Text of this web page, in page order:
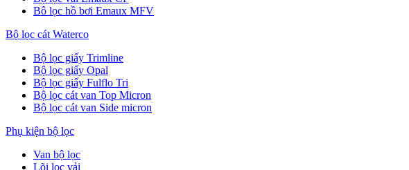
Bô lọc hồ bơi Emaux MFV
Bộ lọc cát Waterco
Bộ lọc giấy Trimline
Bộ lọc giấy Opal
Bộ lọc giấy Fulflo Tri
Bộ lọc cát van Top Micron
Bộ lọc cát van Side micron
Phụ kiện bộ lọc
Van bộ lọc
Lõi lọc vải